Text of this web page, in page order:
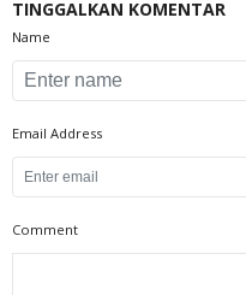
TINGGALKAN KOMENTAR
Name
Email Address
Comment